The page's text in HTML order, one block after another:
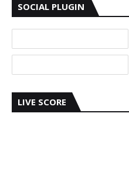
SOCIAL PLUGIN
LIVE SCORE